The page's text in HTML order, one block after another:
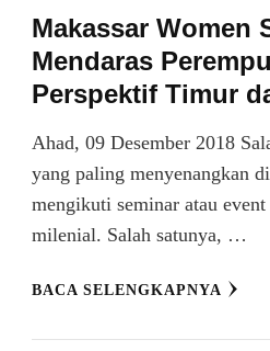
Makassar Women
Mendaras
Perspektif Timur
Ahad, 09 Desember 2018
yang paling menyenangkan
mengikuti seminar atau
milenial. Salah satunya, …
BACA SELENGKAPNYA